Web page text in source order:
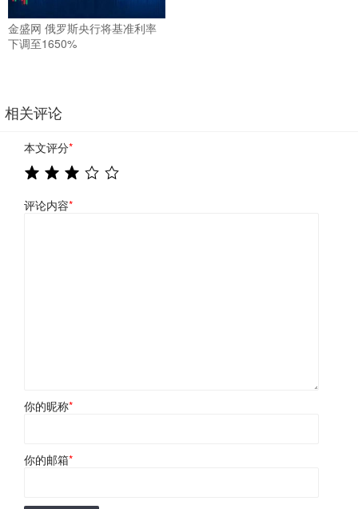
金盛网 俄罗斯央行将基准利率
下调至1650%
相关评论
本文评分*
评论内容*
你的昵称*
你的邮箱*